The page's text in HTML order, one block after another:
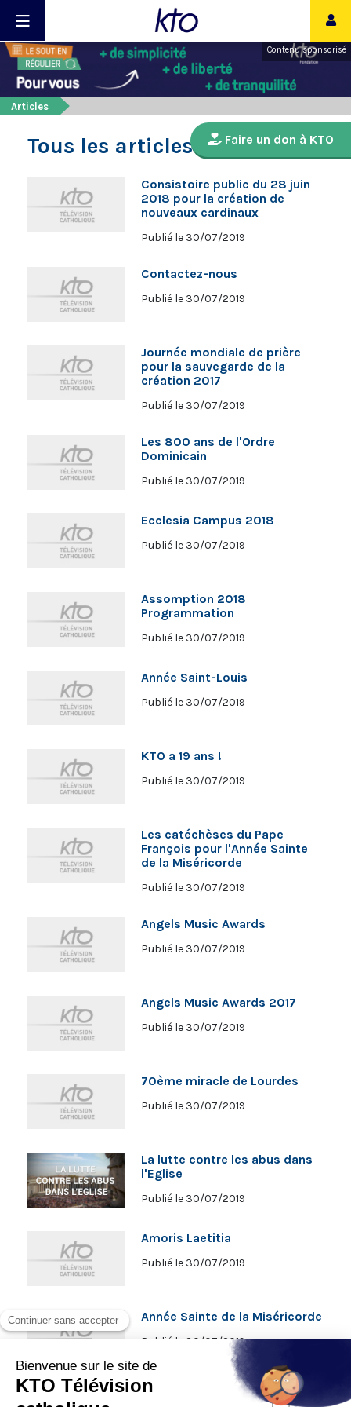
Contenu sponsorisé
Articles
Faire un don à KTO
Tous les articles
Consistoire public du 28 juin
2018 pour la création de
nouveaux cardinaux
Publié le 30/07/2019
Contactez-nous
Publié le 30/07/2019
Journée mondiale de prière
pour la sauvegarde de la
création 2017
Publié le 30/07/2019
Les 800 ans de l'Ordre
Dominicain
Publié le 30/07/2019
Ecclesia Campus 2018
Publié le 30/07/2019
Assomption 2018
Programmation
Publié le 30/07/2019
Année Saint-Louis
Publié le 30/07/2019
KTO a 19 ans !
Publié le 30/07/2019
Les catéchèses du Pape
François pour l'Année Sainte
de la Miséricorde
Publié le 30/07/2019
Angels Music Awards
Publié le 30/07/2019
Angels Music Awards 2017
Publié le 30/07/2019
70ème miracle de Lourdes
Publié le 30/07/2019
La lutte contre les abus dans
l'Eglise
Publié le 30/07/2019
Amoris Laetitia
Publié le 30/07/2019
Année Sainte de la Miséricorde
Publié le 30/07/2019
Arménie